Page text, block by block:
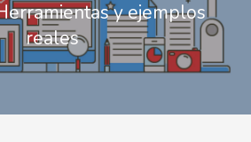
y ejemplos
reales